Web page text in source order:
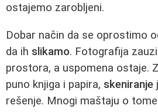
ostajemo zarobljeni.
Dobar način da se oprostimo
da ih slikamo. Fotografija
prostora, a uspomena ostaje.
puno knjiga i papira, skeniranje
rešenje. Mnogi maštaju o